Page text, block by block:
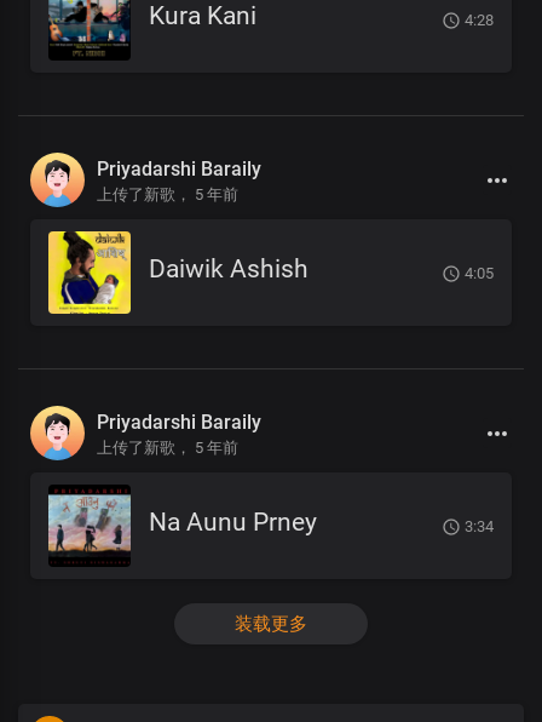
Kura Kani 4:28
Priyadarshi Baraily
上传了新歌， 5 年前
Daiwik Ashish 4:05
Priyadarshi Baraily
上传了新歌， 5 年前
Na Aunu Prney 3:34
装载更多